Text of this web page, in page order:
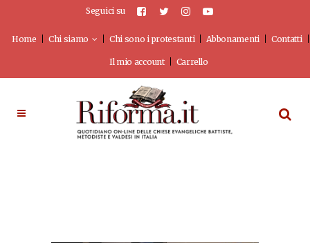
Seguici su
Home Chi siamo Chi sono i protestanti Abbonamenti Contatti
Il mio account Carrello